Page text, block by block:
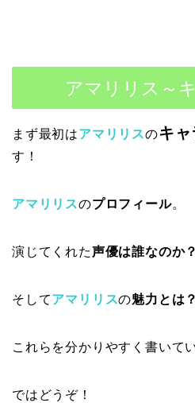
アマリリス～
まず最初はアマリリスのキ
す！
アマリリスのプロフィール。
演じてくれた声優は誰なのか？
そしてアマリリスの魅力とは？
これらを分かりやすく書いて
ではどうぞ！